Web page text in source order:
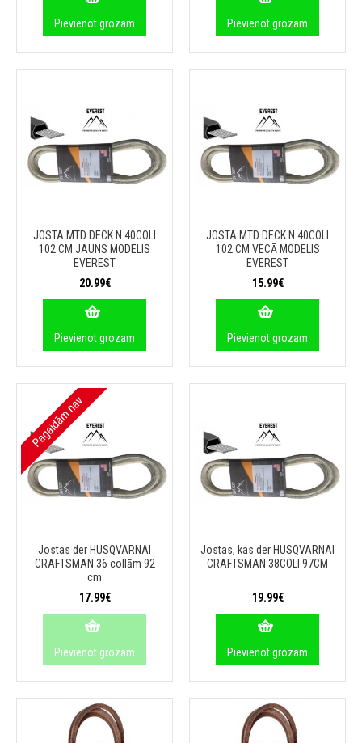
Pievienot grozam Pievienot grozam
JOSTA MTD DECK N 40COLI
102 CM JAUNS MODELIS
EVEREST
20.99€
Pievienot grozam
JOSTA MTD DECK N 40COLI
102 CM VECĀ MODELIS
EVEREST
15.99€
Pievienot grozam
Pagaidām nav
Jostas der HUSQVARNAI
CRAFTSMAN 36 collām 92
cm
17.99€
Pievienot grozam
Jostas, kas der HUSQVARNAI
CRAFTSMAN 38COLI 97CM
19.99€
Pievienot grozam